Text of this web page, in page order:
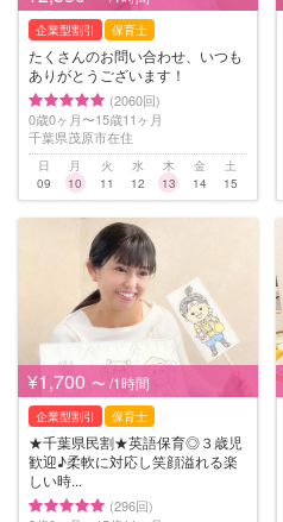
企業型割引 保育士
たくさんのお問い合わせ、いつも
ありがとうございます！
(2060回)
0歳0ヶ月〜15歳11ヶ月
千葉県茂原市在住
日
09
月
10
火
11
水
12
木
13
金
14
土
15
¥1,700 〜 /1時間
企業型割引 保育士
★千葉県民割★英語保育◎３歳児
歓迎♪柔軟に対応し笑顔溢れる楽
しい時...
(296回)